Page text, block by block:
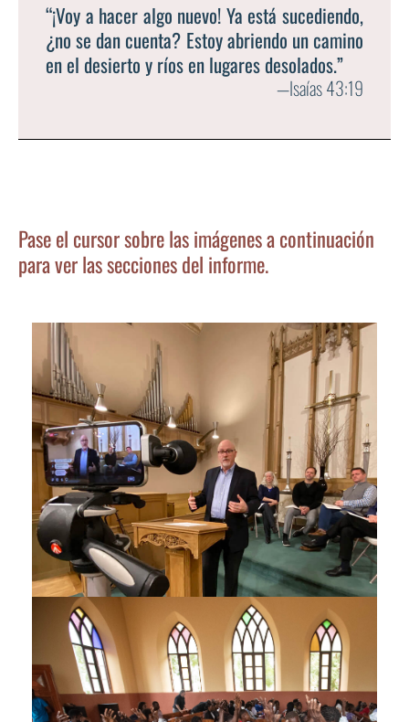
“¡Voy a hacer algo nuevo! Ya está sucediendo,
¿no se dan cuenta? Estoy abriendo un camino
en el desierto y ríos en lugares desolados.”
—Isaías 43:19
Pase el cursor sobre las imágenes a continuación
para ver las secciones del informe.